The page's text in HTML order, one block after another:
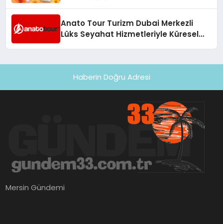
Anato Tour Turizm Dubai Merkezli
Lüks Seyahat Hizmetleriyle Küresel
Haberin Doğru Adresi
Mersin Gündemi